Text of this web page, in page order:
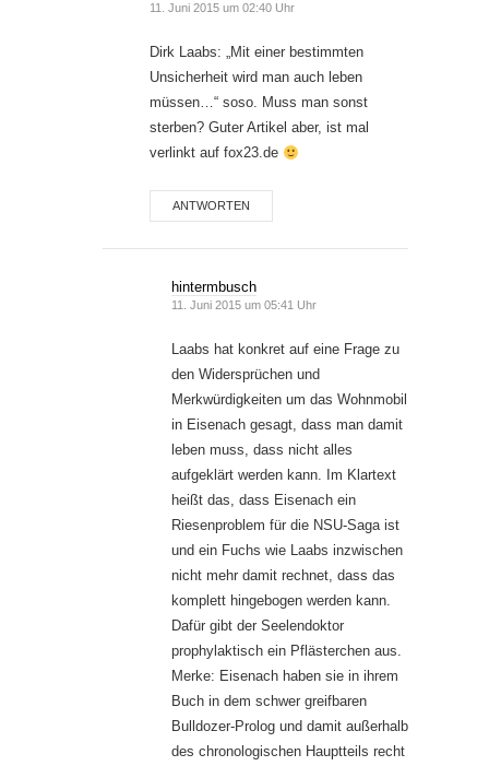
11. Juni 2015 um 02:40 Uhr
Dirk Laabs: „Mit einer bestimmten
Unsicherheit wird man auch leben
müssen…“ soso. Muss man sonst
sterben? Guter Artikel aber, ist mal
verlinkt auf fox23.de
ANTWORTEN
hintermbusch
11. Juni 2015 um 05:41 Uhr
Laabs hat konkret auf eine Frage zu
den Widersprüchen und
Merkwürdigkeiten um das Wohnmobil
in Eisenach gesagt, dass man damit
leben muss, dass nicht alles
aufgeklärt werden kann. Im Klartext
heißt das, dass Eisenach ein
Riesenproblem für die NSU-Saga ist
und ein Fuchs wie Laabs inzwischen
nicht mehr damit rechnet, dass das
komplett hingebogen werden kann.
Dafür gibt der Seelendoktor
prophylaktisch ein Pflästerchen aus.
Merke: Eisenach haben sie in ihrem
Buch in dem schwer greifbaren
Bulldozer-Prolog und damit außerhalb
des chronologischen Hauptteils recht